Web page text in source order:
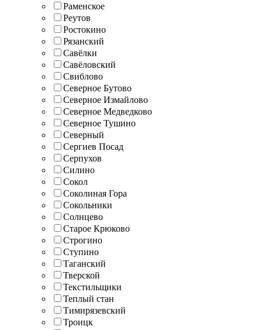
Раменское
Реутов
Ростокино
Рязанский
Савёлки
Савёловский
Свиблово
Северное Бутово
Северное Измайлово
Северное Медведково
Северное Тушино
Северный
Сергиев Посад
Серпухов
Силино
Сокол
Соколиная Гора
Сокольники
Солнцево
Старое Крюково
Строгино
Ступино
Таганский
Тверской
Текстильщики
Теплый стан
Тимирязевский
Троицк